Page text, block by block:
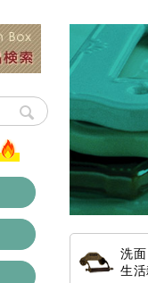
洗
生